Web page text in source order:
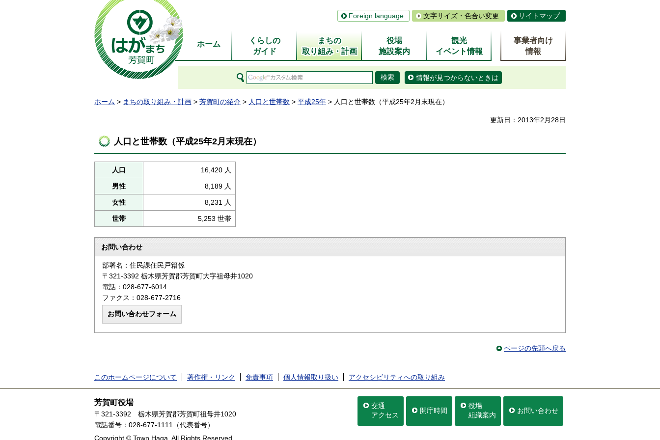
Foreign language 文字サイズ・色合い変更 サイトマップ
ホーム
くらしの
ガイド
まちの
取り組み・計画
役場
施設案内
観光
イベント情報
事業者向け
情報
情報が見つからないときは
ホーム > まちの取り組み・計画 > 芳賀町の紹介 > 人口と世帯数 > 平成25年 > 人口と世帯数（平成25年2月末現在）
更新日：2013年2月28日
人口と世帯数（平成25年2月末現在）
人口 16,420 人
男性 8,189 人
女性 8,231 人
世帯 5,253 世帯
お問い合わせ
部署名：住民課住民戸籍係
〒321-3392 栃木県芳賀郡芳賀町大字祖母井1020
電話：028-677-6014
ファクス：028-677-2716
ページの先頭へ戻る
このホームページについて 著作権・リンク 免責事項 個人情報取り扱い アクセシビリティへの取り組み
芳賀町役場
〒321-3392
栃木県芳賀郡芳賀町祖母井1020
電話番号：028-677-1111（代表番号）
交通
アクセス
開庁時間
役場
組織案内
お問い合わせ
Copyright © Town Haga. All Rights Reserved.